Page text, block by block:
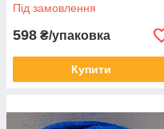
Під замовлення
598 ₴/упаковка
Купити